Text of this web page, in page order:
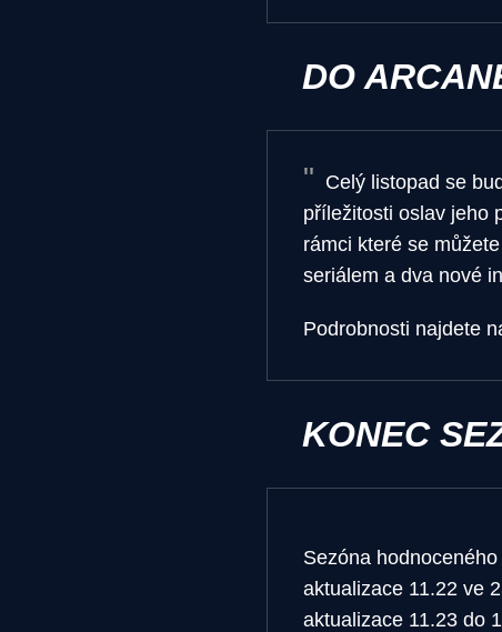
DO
Celý listopad se
příležitosti oslav jeho
rámci které se
seriálem a dva nové
Podrobnosti najdete
KONEC
Sezóna
aktualizace 11.22 ve
aktualizace 11.23 do